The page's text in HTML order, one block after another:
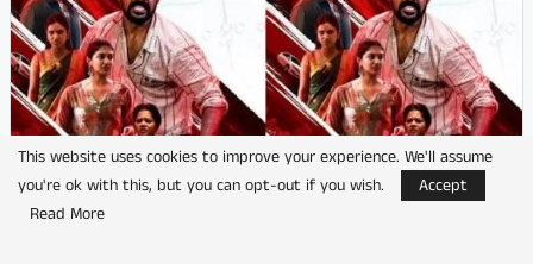
This website uses cookies to improve your experience. We'll assume
you're ok with this, but you can opt-out if you wish.
Accept
Read More